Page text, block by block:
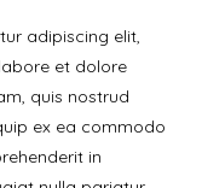
adipiscing elit,
et dolore
quis nostrud
ex ea commodo
in